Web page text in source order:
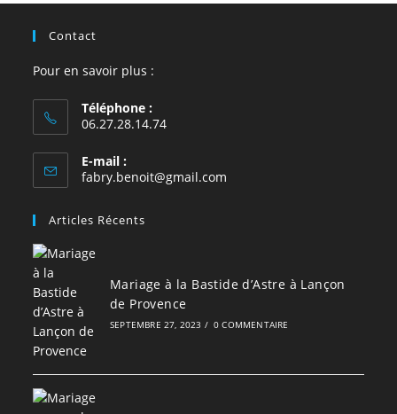
Contact
Pour en savoir plus :
Téléphone :
06.27.28.14.74
E-mail :
fabry.benoit@gmail.com
Articles Récents
Mariage à la Bastide d’Astre à Lançon
de Provence
SEPTEMBRE 27, 2023 / 0 COMMENTAIRE